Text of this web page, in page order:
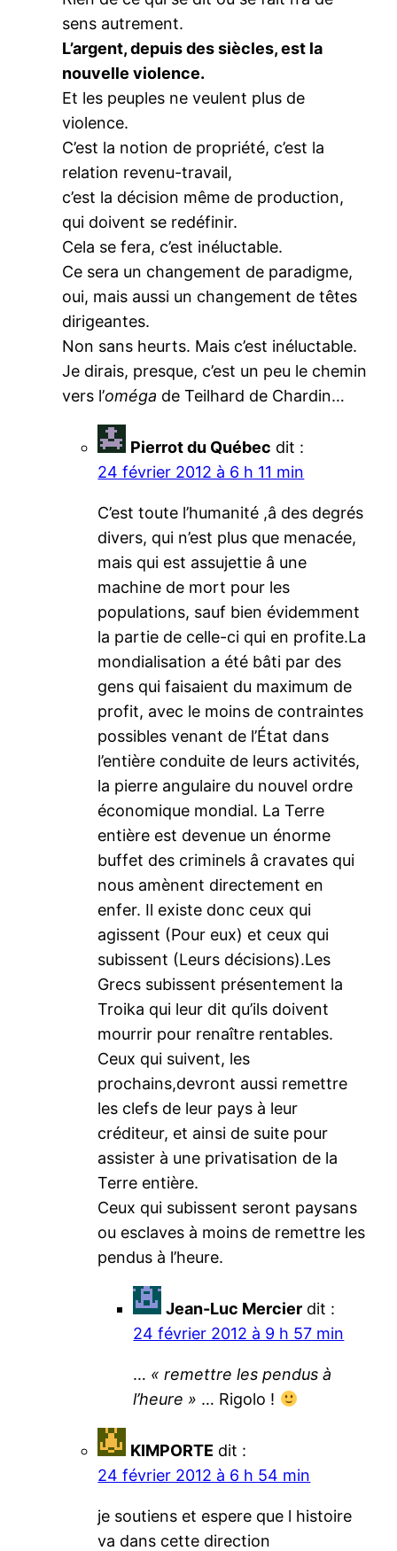
sens autrement.
L’argent, depuis des siècles, est la
nouvelle violence.
Et les peuples ne veulent plus de
violence.
C’est la notion de propriété, c’est la
relation revenu-travail,
c’est la décision même de production,
qui doivent se redéfinir.
Cela se fera, c’est inéluctable.
Ce sera un changement de paradigme,
oui, mais aussi un changement de têtes
dirigeantes.
Non sans heurts. Mais c’est inéluctable.
Je dirais, presque, c’est un peu le chemin
vers l’oméga de Teilhard de Chardin…
Pierrot du Québec dit :
24 février 2012 à 6 h 11 min
C’est toute l’humanité ,â des degrés
divers, qui n’est plus que menacée,
mais qui est assujettie â une
machine de mort pour les
populations, sauf bien évidemment
la partie de celle-ci qui en profite.La
mondialisation a été bâti par des
gens qui faisaient du maximum de
profit, avec le moins de contraintes
possibles venant de l’État dans
l’entière conduite de leurs activités,
la pierre angulaire du nouvel ordre
économique mondial. La Terre
entière est devenue un énorme
buffet des criminels â cravates qui
nous amènent directement en
enfer. Il existe donc ceux qui
agissent (Pour eux) et ceux qui
subissent (Leurs décisions).Les
Grecs subissent présentement la
Troika qui leur dit qu’ils doivent
mourrir pour renaître rentables.
Ceux qui suivent, les
prochains,devront aussi remettre
les clefs de leur pays à leur
créditeur, et ainsi de suite pour
assister à une privatisation de la
Terre entière.
Ceux qui subissent seront paysans
ou esclaves à moins de remettre les
pendus à l’heure.
Jean-Luc Mercier dit :
24 février 2012 à 9 h 57 min
… « remettre les pendus à
l’heure » … Rigolo !
KIMPORTE dit :
24 février 2012 à 6 h 54 min
je soutiens et espere que l histoire
va dans cette direction